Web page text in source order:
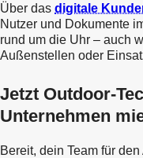
Über das digitale
Nutzer und Dokumente
rund um die Uhr – auch
Jetzt Outdoor-
Unternehmen
Bereit, dein Team für